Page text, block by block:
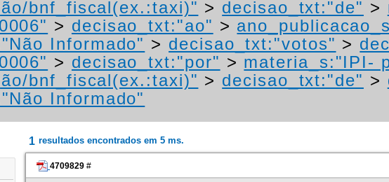
bnf_fiscal(ex.:taxi)" > decisao_txt:"de" >
> decisao_txt:"ao" >
Informado" > decisao_txt:"votos" >
> decisao_txt:"por" > materia_s:"IPI-
bnf_fiscal(ex.:taxi)" > decisao_txt:"de" >
Informado"
1 resultados encontrados em 5 ms.
4709829 #